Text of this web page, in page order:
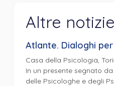
Altre notizie
Atlante. Dialoghi
Casa della Psicologia,
In un presente segnato
delle Psicologhe e degli